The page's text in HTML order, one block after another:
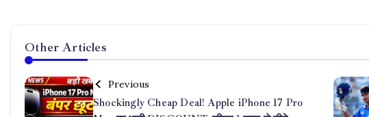
Other Articles
Previous
Shockingly Cheap Deal! Apple iPhone 17 Pro